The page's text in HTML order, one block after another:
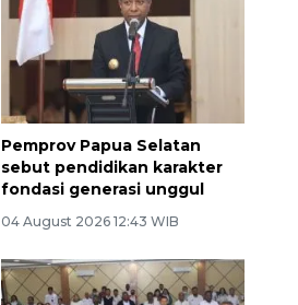
Pemprov Papua Selatan
sebut pendidikan karakter
fondasi generasi unggul
04 August 2026 12:43 WIB